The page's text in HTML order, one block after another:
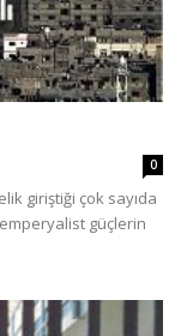
0
giriştiği çok sayıda
emperyalist güçlerin